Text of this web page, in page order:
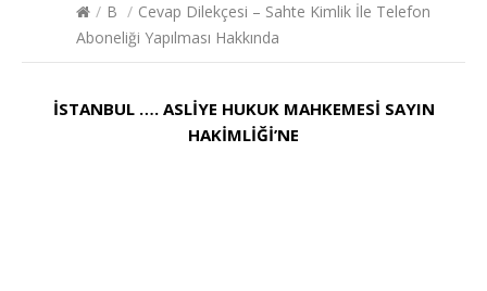
/ B / Cevap Dilekçesi – Sahte Kimlik İle Telefon
Aboneliği Yapılması Hakkında
İSTANBUL …. ASLİYE HUKUK MAHKEMESİ SAYIN
HAKİMLİĞİ’NE